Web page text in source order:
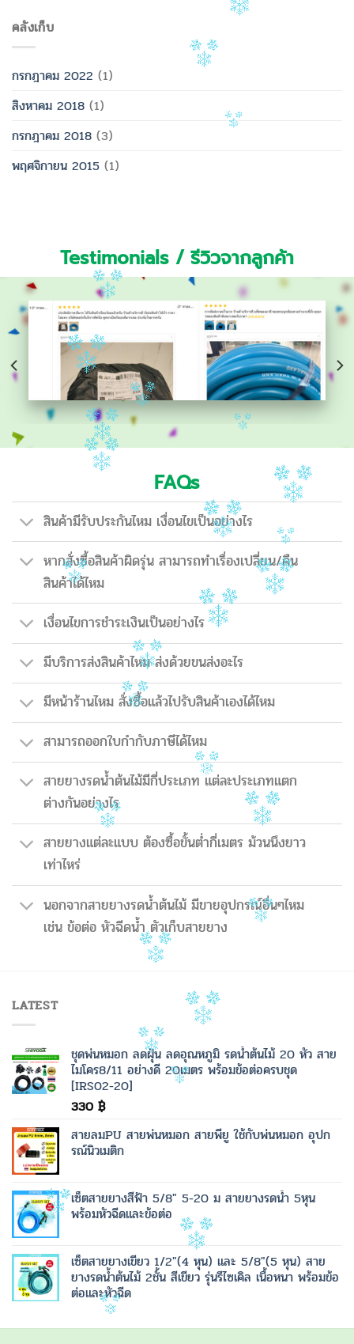
คลังเก็บ
กรกฎาคม 2022 (1)
สิงหาคม 2018 (1)
กรกฎาคม 2018 (3)
พฤศจิกายน 2015 (1)
Testimonials / รีวิวจากลูกค้า
FAQs
สินค้ามีรับประกันไหม เงื่อนไขเป็นอย่างไร
หากสั่งซื้อสินค้าผิดรุ่น สามารถทำเรื่องเปลี่ยน/คืน
สินค้าได้ไหม
เงื่อนไขการชำระเงินเป็นอย่างไร
มีบริการส่งสินค้าไหม ส่งด้วยขนส่งอะไร
มีหน้าร้านไหม สั่งซื้อแล้วไปรับสินค้าเองได้ไหม
สามารถออกใบกำกับภาษีได้ไหม
สายยางรดน้ำต้นไม้มีกี่ประเภท แต่ละประเภทแตก
ต่างกันอย่างไร
สายยางแต่ละแบบ ต้องซื้อขั้นต่ำกี่เมตร ม้วนนึงยาว
เท่าไหร่
นอกจากสายยางรดน้ำต้นไม้ มีขายอุปกรณ์อื่นๆไหม
เช่น ข้อต่อ หัวฉีดน้ำ ตัวเก็บสายยาง
LATEST
ชุดพ่นหมอก ลดฝุ่น ลดอุณหภูมิ รดน้ำต้นไม้ 20 หัว สาย
ไมโคร8/11 อย่างดี 20เมตร พร้อมข้อต่อครบชุด
[IRS02-20]
330 ฿
สายลมPU สายพ่นหมอก สายพียู ใช้กับพ่นหมอก อุปก
รณ์นิวเมติก
เซ็ตสายยางสีฟ้า 5/8" 5-20 ม สายยางรดน้ำ 5หุน
พร้อมหัวฉีดและข้อต่อ
เซ็ตสายยางเขียว 1/2"(4 หุน) และ 5/8"(5 หุน) สาย
ยางรดน้ำต้นไม้ 2ชั้น สีเขียว รุ่นรีไซเคิล เนื้อหนา พร้อมข้อ
ต่อและหัวฉีด